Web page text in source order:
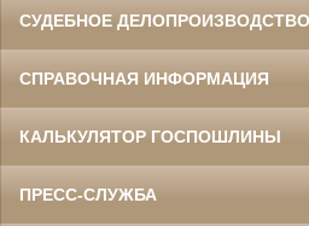
СУДЕБНОЕ ДЕЛОПРОИЗВОДСТВО
СПРАВОЧНАЯ ИНФОРМАЦИЯ
КАЛЬКУЛЯТОР ГОСПОШЛИНЫ
ПРЕСС-СЛУЖБА